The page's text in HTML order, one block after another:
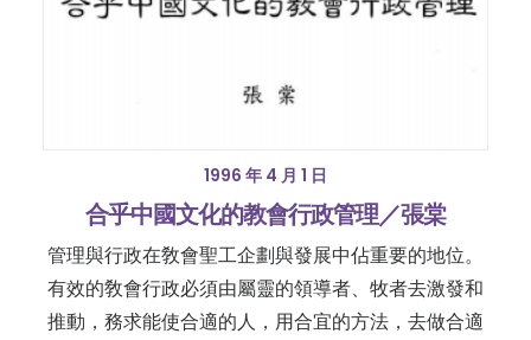
1996 年 4 月 1 日
合乎中國文化的教會行政管理／張棠
管理與行政在敎會聖工企劃與發展中佔重要的地位。
有效的敎會行政必須由屬靈的領導者、牧者去激發和
推動，務求能使合適的人，用合宜的方法，去做合適